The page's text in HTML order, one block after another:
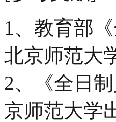
1、教育部
北京师范大
2、《全日
京师范大学